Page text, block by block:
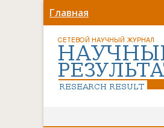
Главная